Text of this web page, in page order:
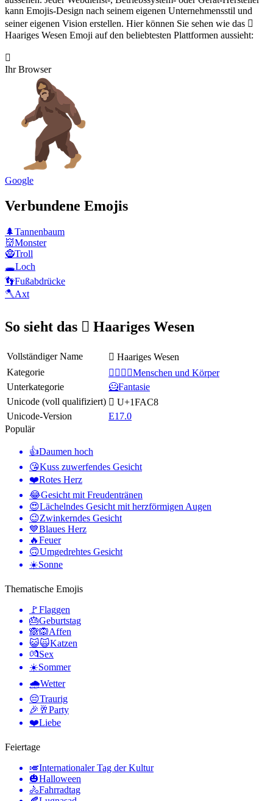
kann Emojis-Design nach seinem eigenen Unternehmensstil und
seiner eigenen Vision erstellen. Hier können Sie sehen wie das 🫈
Haariges Wesen Emoji auf den beliebtesten Plattformen aussieht:
🫈
Ihr Browser
Google
Verbundene Emojis
🌲Tannenbaum
👹Monster
🧌Troll
🕳️Loch
👣Fußabdrücke
🪓Axt
So sieht das 🫈 Haariges Wesen
Vollständiger Name
🫈 Haariges Wesen
Kategorie
👩‍❤️‍💋‍👨Menschen und Körper
Unterkategorie
🦸Fantasie
Unicode (voll qualifiziert) 🫈 U+1FAC8
Unicode-Version
E17.0
Populär
👍Daumen hoch
😘Kuss zuwerfendes Gesicht
❤️Rotes Herz
😂Gesicht mit Freudentränen
😍Lächelndes Gesicht mit herzförmigen Augen
😉Zwinkerndes Gesicht
💙Blaues Herz
🔥Feuer
🙃Umgedrehtes Gesicht
☀️Sonne
Thematische Emojis
🚩Flaggen
🎂Geburtstag
🙈🙉Affen
😺🙀Katzen
💏Sex
☀️Sommer
🌧Wetter
😔Traurig
🎉🥂Party
❤️Liebe
Feiertage
🎺Internationaler Tag der Kultur
🎃Halloween
🚴Fahrradtag